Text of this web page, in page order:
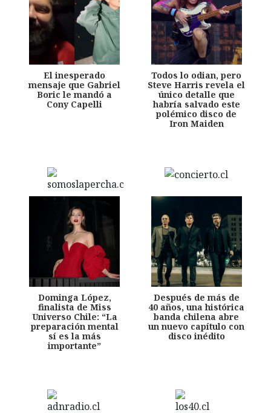
El inesperado
mensaje que Gabriel
Boric le mandó a
Cony Capelli
Todos lo odian, pero
Steve Harris revela el
único detalle que
habría salvado este
polémico disco de
Iron Maiden
Dominga López,
finalista de Miss
Universo Chile: “La
preparación mental
sí es la más
importante”
Después de más de
40 años, una histórica
banda chilena abre
un nuevo capítulo con
disco inédito